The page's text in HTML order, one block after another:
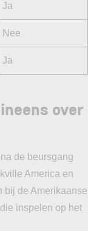
Ja
Nee
Ja
over
de beursgang
America en
bij de Amerikaanse
inspelen op het